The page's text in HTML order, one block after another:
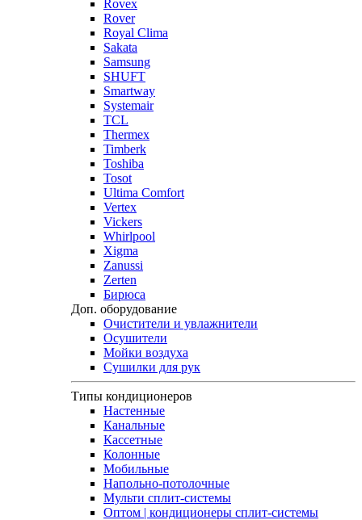
Rovex
Rover
Royal Clima
Sakata
Samsung
SHUFT
Smartway
Systemair
TCL
Thermex
Timberk
Toshiba
Tosot
Ultima Comfort
Vertex
Vickers
Whirlpool
Xigma
Zanussi
Zerten
Бирюса
Доп. оборудование
Очистители и увлажнители
Осушители
Мойки воздуха
Сушилки для рук
Типы кондиционеров
Настенные
Канальные
Кассетные
Колонные
Мобильные
Напольно-потолочные
Мульти сплит-системы
Оптом | кондиционеры сплит-системы